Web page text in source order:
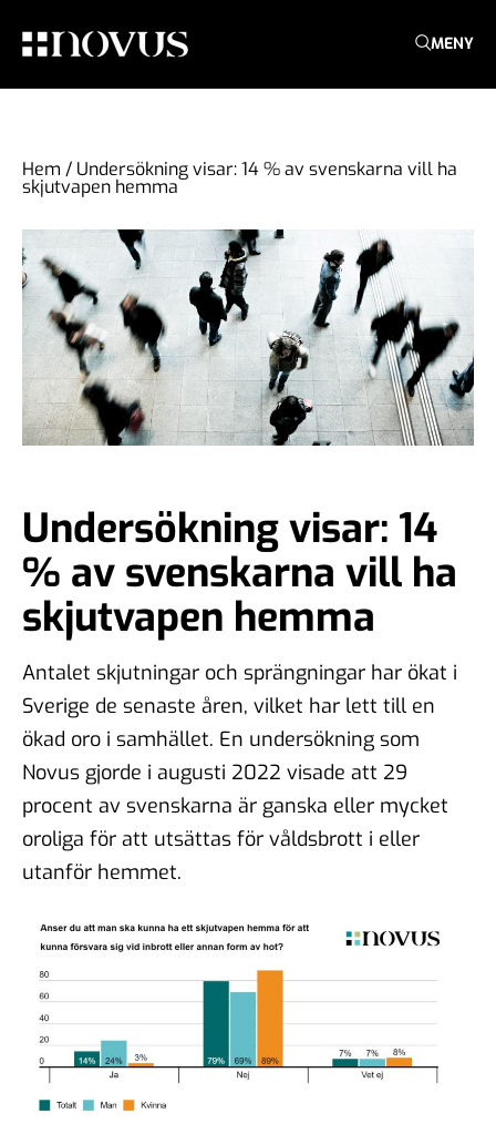
MENY
Hem / Undersökning visar: 14 % av svenskarna vill ha
skjutvapen hemma
Undersökning visar: 14
% av svenskarna vill ha
skjutvapen hemma
Antalet skjutningar och sprängningar har ökat i
Sverige de senaste åren, vilket har lett till en
ökad oro i samhället. En undersökning som
Novus gjorde i augusti 2022 visade att 29
procent av svenskarna är ganska eller mycket
oroliga för att utsättas för våldsbrott i eller
utanför hemmet.